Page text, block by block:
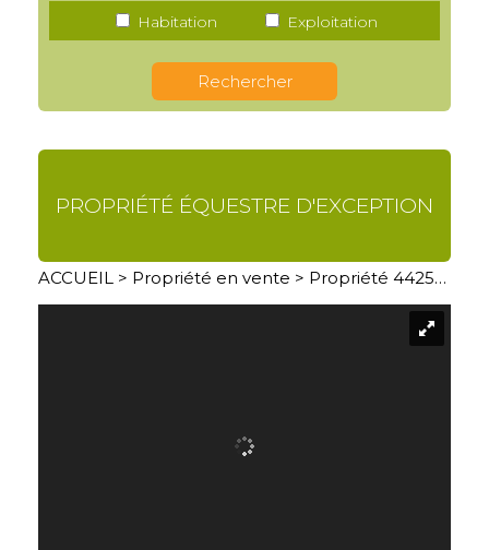
Habitation Exploitation
PROPRIÉTÉ ÉQUESTRE D'EXCEPTION
ACCUEIL > Propriété en vente > Propriété 4425AN05